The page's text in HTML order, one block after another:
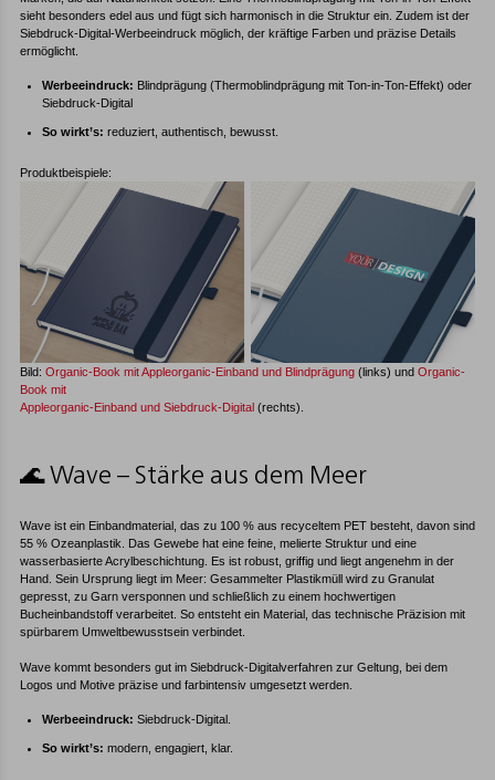
sieht besonders edel aus und fügt sich harmonisch in die Struktur ein. Zudem ist der
Siebdruck-Digital-Werbeeindruck möglich, der kräftige Farben und präzise Details
ermöglicht.
Werbeeindruck: Blindprägung (Thermoblindprägung mit Ton-in-Ton-Effekt) oder
Siebdruck-Digital
So wirkt’s: reduziert, authentisch, bewusst.
Produktbeispiele:
Bild: Organic-Book mit Appleorganic-Einband und Blindprägung (links) und Organic-
Book mit
Appleorganic-Einband und Siebdruck-Digital (rechts).
🌊 Wave – Stärke aus dem Meer
Wave ist ein Einbandmaterial, das zu 100 % aus recyceltem PET besteht, davon sind
55 % Ozeanplastik. Das Gewebe hat eine feine, melierte Struktur und eine
wasserbasierte Acrylbeschichtung. Es ist robust, griffig und liegt angenehm in der
Hand. Sein Ursprung liegt im Meer: Gesammelter Plastikmüll wird zu Granulat
gepresst, zu Garn versponnen und schließlich zu einem hochwertigen
Bucheinbandstoff verarbeitet. So entsteht ein Material, das technische Präzision mit
spürbarem Umweltbewusstsein verbindet.
Wave kommt besonders gut im Siebdruck-Digitalverfahren zur Geltung, bei dem
Logos und Motive präzise und farbintensiv umgesetzt werden.
Werbeeindruck: Siebdruck-Digital.
So wirkt’s: modern, engagiert, klar.